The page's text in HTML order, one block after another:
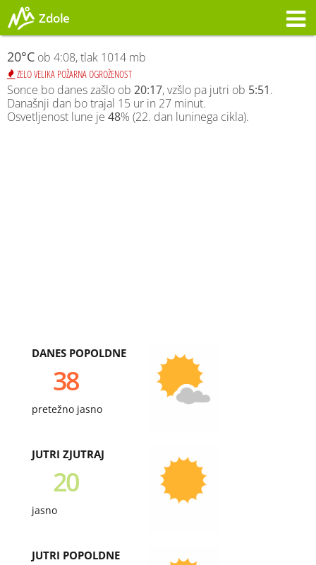
Zdole
20°C ob 4:08, tlak 1014 mb
ZELO VELIKA POŽARNA OGROŽENOST
Sonce bo danes zašlo ob 20:17, vzšlo pa jutri ob 5:51.
Današnji dan bo trajal 15 ur in 27 minut.
Osvetljenost lune je 48% (22. dan luninega cikla).
DANES POPOLDNE
38
pretežno jasno
JUTRI ZJUTRAJ
20
jasno
JUTRI POPOLDNE